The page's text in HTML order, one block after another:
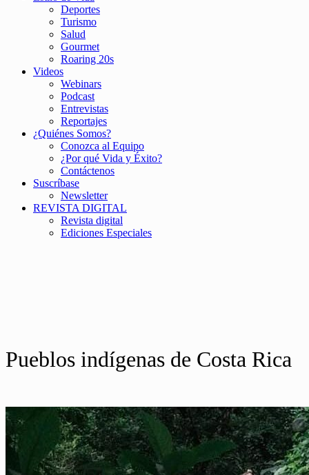
Deportes
Turismo
Salud
Gourmet
Roaring 20s
Videos
Webinars
Podcast
Entrevistas
Reportajes
¿Quiénes Somos?
Conozca al Equipo
¿Por qué Vida y Éxito?
Contáctenos
Suscríbase
Newsletter
REVISTA DIGITAL
Revista digital
Ediciones Especiales
Pueblos indígenas de Costa Rica